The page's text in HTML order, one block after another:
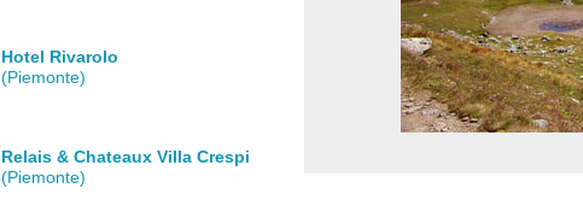
Hotel Rivarolo
(Piemonte)
Relais & Chateaux Villa Crespi
(Piemonte)